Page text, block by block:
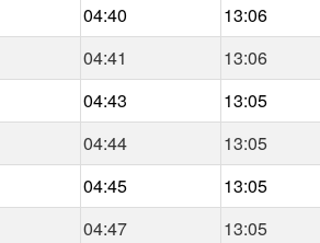
04:40 13:06
04:41 13:06
04:43 13:05
04:44 13:05
04:45 13:05
04:47 13:05